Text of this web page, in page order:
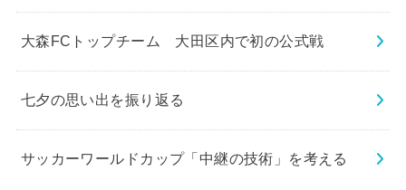
大森FCトップチーム 大田区内で初の公式戦
七夕の思い出を振り返る
サッカーワールドカップ「中継の技術」を考える